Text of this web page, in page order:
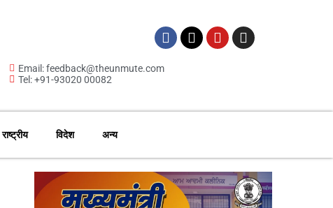
Email: feedback@theunmute.com
Tel: +91-93020 00082
राष्ट्रीय विदेश अन्य